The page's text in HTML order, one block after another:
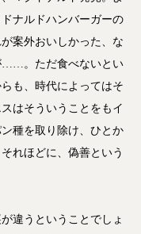
ナルドハンバーガーの
案外おいしかった、な
……。ただ食べないとい
も、時代によってはそ
はそういうことをもイ
種を取り除け、ひとか
れほどに、偽善という
違うということでしょ